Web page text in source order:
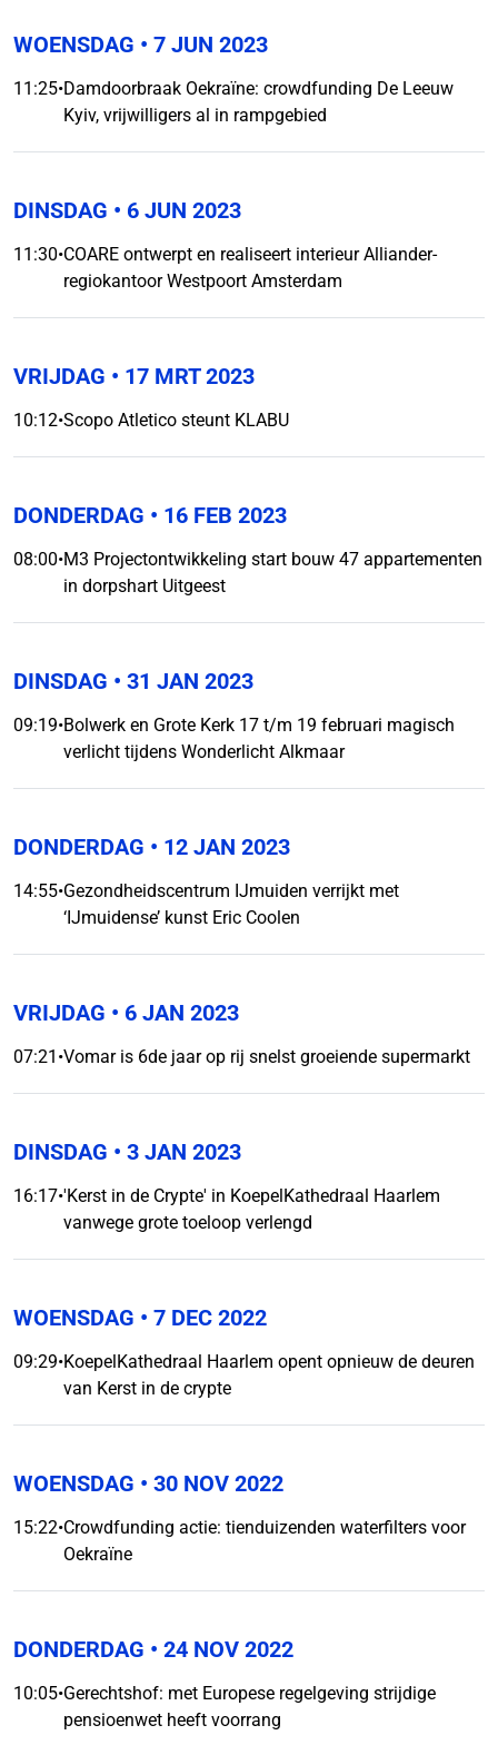
WOENSDAG • 7 JUN 2023
11:25•Damdoorbraak Oekraïne: crowdfunding De Leeuw
Kyiv, vrijwilligers al in rampgebied
DINSDAG • 6 JUN 2023
11:30•COARE ontwerpt en realiseert interieur Alliander-
regiokantoor Westpoort Amsterdam
VRIJDAG • 17 MRT 2023
10:12•Scopo Atletico steunt KLABU
DONDERDAG • 16 FEB 2023
08:00•M3 Projectontwikkeling start bouw 47 appartementen
in dorpshart Uitgeest
DINSDAG • 31 JAN 2023
09:19•Bolwerk en Grote Kerk 17 t/m 19 februari magisch
verlicht tijdens Wonderlicht Alkmaar
DONDERDAG • 12 JAN 2023
14:55•Gezondheidscentrum IJmuiden verrijkt met
‘IJmuidense’ kunst Eric Coolen
VRIJDAG • 6 JAN 2023
07:21 •Vomar is 6de jaar op rij snelst groeiende supermarkt
DINSDAG • 3 JAN 2023
16:17•'Kerst in de Crypte' in KoepelKathedraal Haarlem
vanwege grote toeloop verlengd
WOENSDAG • 7 DEC 2022
09:29•KoepelKathedraal Haarlem opent opnieuw de deuren
van Kerst in de crypte
WOENSDAG • 30 NOV 2022
15:22•Crowdfunding actie: tienduizenden waterfilters voor
Oekraïne
DONDERDAG • 24 NOV 2022
10:05•Gerechtshof: met Europese regelgeving strijdige
pensioenwet heeft voorrang